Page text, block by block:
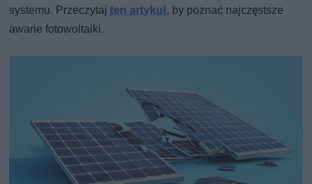
systemu. Przeczytajten artykuł, by poznać najczęstsze
awarie fotowoltaiki.